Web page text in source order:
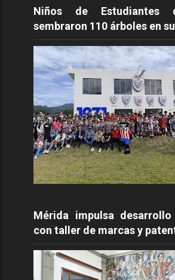
Niños de Estudiantes
sembraron 110 árboles en
Mérida impulsa desarrollo
con taller de marcas y